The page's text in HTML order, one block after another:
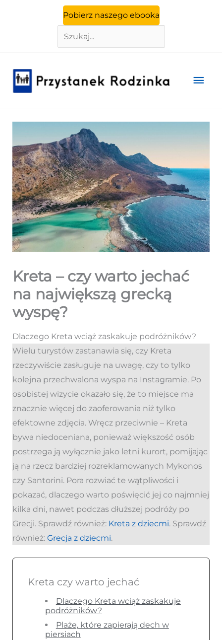
Pobierz naszego ebooka
Szukaj
Kreta – czy warto jechać
na największą grecką
wyspę?
Dlaczego Kreta wciąż zaskakuje podróżników?
Wielu turystów zastanawia się, czy Kreta
rzeczywiście zasługuje na uwagę, czy to tylko
kolejna przechwalona wyspa na Instagramie. Po
osobistej wizycie okazało się, że to miejsce ma
znacznie więcej do zaoferowania niż tylko
efektowne zdjęcia. Wręcz przeciwnie – Kreta
bywa niedoceniana, ponieważ większość osób
postrzega ją wyłącznie jako letni kurort, pomijając
ją na rzecz bardziej rozreklamowanych Mykonos
czy Santorini. Pora rozwiać te wątpliwości i
pokazać, dlaczego warto poświęcić jej co najmniej
kilka dni, nawet podczas dłuższej podróży po
Grecji. Sprawdź również: Kreta z dziecmi. Sprawdź
również: Grecja z dziecmi.
Kreta czy warto jechać
Dlaczego Kreta wciąż zaskakuje
podróżników?
Plaże, które zapierają dech w
piersiach